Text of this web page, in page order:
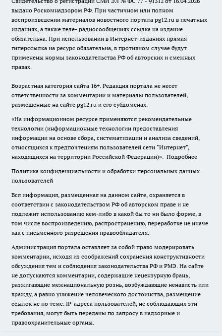
выдано Роскомнадзором РФ. При частичном или полном
воспроизведении материалов новостного портала pg12.ru в печатных
изданиях, а также теле- радиосообщениях ссылка на издание
обязательна. При использовании в Интернет-изданиях прямая
гиперссылка на ресурс обязательна, в противном случае будут
применены нормы законодательства РФ об авторских и смежных
правах.
Возрастная категория сайта 16+. Редакция портала не несет
ответственности за комментарии и материалы пользователей,
размещенные на сайте pg12.ru и его субдоменах.
«На информационном ресурсе применяются рекомендательные
технологии (информационные технологии предоставления
информации на основе сбора, систематизации и анализа сведений,
относящихся к предпочтениям пользователей сети "Интернет",
находящихся на территории Российской Федерации)». Подробнее
Политика конфиденциальности и обработки персональных данных
пользователей
Вся информация, размещенная на данном сайте, охраняется в
соответствии с законодательством РФ об авторском праве и не
подлежит использованию кем-либо в какой бы то ни было форме, в
том числе воспроизведению, распространению, переработке не иначе
как с письменного разрешения правообладателя.
Администрация портала оставляет за собой право модерировать
комментарии, исходя из соображений сохранения конструктивности
обсуждения тем и соблюдения законодательства РФ и РМЭ. На сайте
не допускаются комментарии, содержащие нецензурную брань,
разжигающие межнациональную рознь, возбуждающие ненависть или
вражду, а равно унижение человеческого достоинства, размещение
ссылок не по теме. IP-адреса пользователей, не соблюдающих эти
требования, могут быть переданы по запросу в надзорные и
правоохранительные органы.